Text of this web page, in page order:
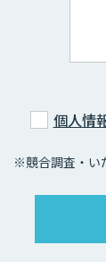
個人情
※競合調査・い